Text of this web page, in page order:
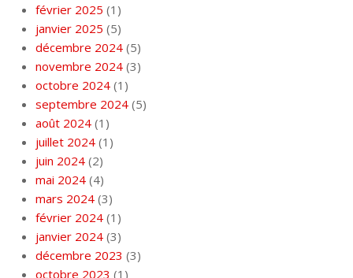
février 2025 (1)
janvier 2025 (5)
décembre 2024 (5)
novembre 2024 (3)
octobre 2024 (1)
septembre 2024 (5)
août 2024 (1)
juillet 2024 (1)
juin 2024 (2)
mai 2024 (4)
mars 2024 (3)
février 2024 (1)
janvier 2024 (3)
décembre 2023 (3)
octobre 2023 (1)